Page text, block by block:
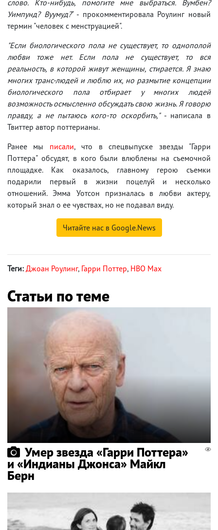
слово. Кто-нибудь, помогите мне выбраться. Вумбен?
Уимпунд? Вуумуд?" - прокомментировала Роулинг новый
термин "человек c менструацией".
"Если биологического пола не существует, то однополой
любви тоже нет. Если пола не существует, то вся
реальность, в которой живут женщины, стирается. Я знаю
многих транс-людей и люблю их, но размытие концепции
биологического пола отбирает у многих людей
возможность осмысленно обсуждать свою жизнь. Я говорю
правду, а не пытаюсь кого-то оскорбить,"- написала в
Твиттер автор поттерианы.
Ранее мы писали, что в спецвыпуске звезды "Гарри
Поттера" обсудят, в кого были влюблены на съемочной
площадке. Как оказалось, главному герою съемки
подарили первый в жизни поцелуй и несколько
отношений. Эмма Уотсон призналась в любви актеру,
который знал о ее чувствах, но не подавал виду.
Читайте нас в Google.News
Теги: Джоан Роулинг, Гарри Поттер, HBO Max
Статьи по теме
Умер звезда «Гарри Поттера»
и «Индианы Джонса» Майкл
Берн